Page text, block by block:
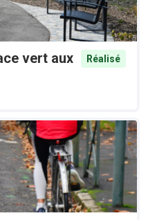
vert aux
Réalisé